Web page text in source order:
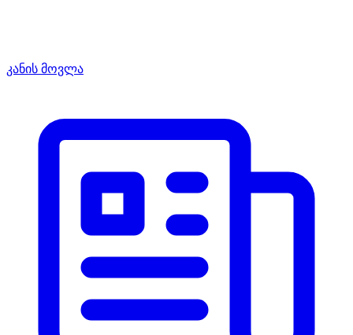
კანის მოვლა